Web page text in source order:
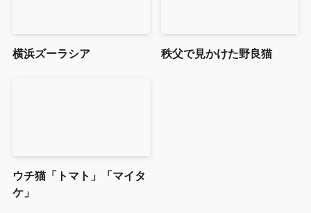
横浜ズーラシア 秩父で見かけた野良猫
ウチ猫「トマト」「マイタ
ケ」